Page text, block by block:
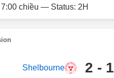
chiều — Status: 2H
Shelbourne 2 - 1